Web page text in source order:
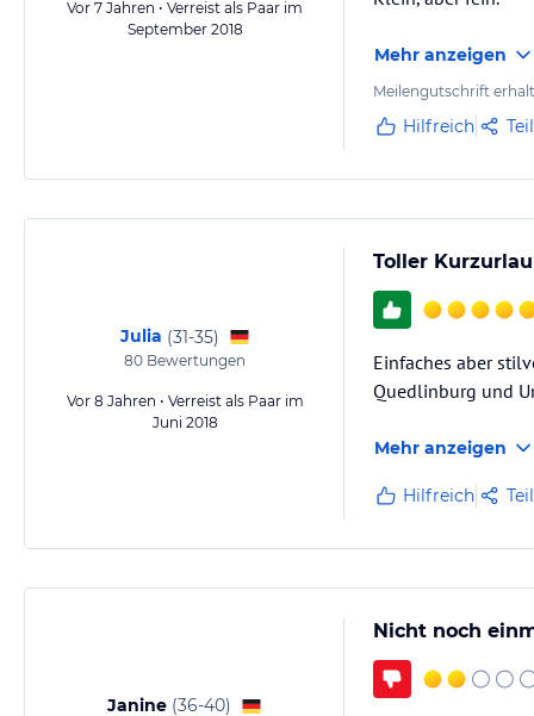
Vor 7 Jahren • Verreist als Paar im
September 2018
Mehr anzeigen
Meilengutschrift
Hilfreich
Julia (31-35)
80 Bewertungen
Vor 8 Jahren • Verreist als Paar im
Juni 2018
Toller
Einfaches aber
Quedlinburg und
Mehr anzeigen
Hilfreich
Janine (36-40)
Nicht noch